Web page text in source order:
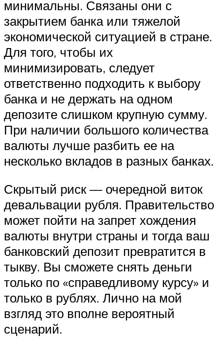
минимальны. Связаны они с
закрытием банка или тяжелой
экономической ситуацией в стране.
Для того, чтобы их
минимизировать, следует
ответственно подходить к выбору
банка и не держать на одном
депозите слишком крупную сумму.
При наличии большого количества
валюты лучше разбить ее на
несколько вкладов в разных банках.
Скрытый риск — очередной виток
девальвации рубля. Правительство
может пойти на запрет хождения
валюты внутри страны и тогда ваш
банковский депозит превратится в
тыкву. Вы сможете снять деньги
только по «справедливому курсу» и
только в рублях. Лично на мой
взгляд это вполне вероятный
сценарий.